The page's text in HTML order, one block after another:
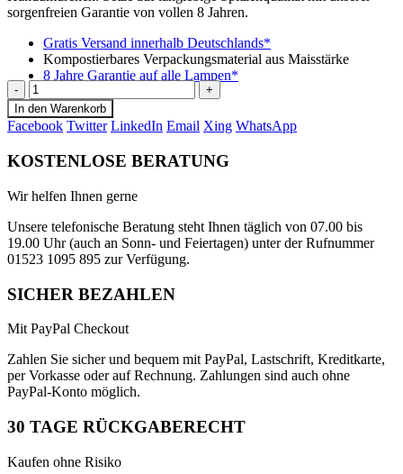
sorgenfreien Garantie von vollen 8 Jahren.
Gratis Versand innerhalb Deutschlands*
Kompostierbares Verpackungsmaterial aus Maisstärke
8 Jahre Garantie auf alle Lampen*
-
+
In den Warenkorb
Facebook Twitter LinkedIn Email Xing WhatsApp
KOSTENLOSE BERATUNG
Wir helfen Ihnen gerne
Unsere telefonische Beratung steht Ihnen täglich von 07.00 bis
19.00 Uhr (auch an Sonn- und Feiertagen) unter der Rufnummer
01523 1095 895 zur Verfügung.
SICHER BEZAHLEN
Mit PayPal Checkout
Zahlen Sie sicher und bequem mit PayPal, Lastschrift, Kreditkarte,
per Vorkasse oder auf Rechnung. Zahlungen sind auch ohne
PayPal-Konto möglich.
30 TAGE RÜCKGABERECHT
Kaufen ohne Risiko